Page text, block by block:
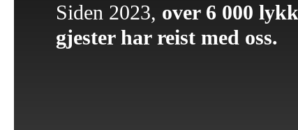
Siden 2023, over 6 000
gjester har reist med oss.